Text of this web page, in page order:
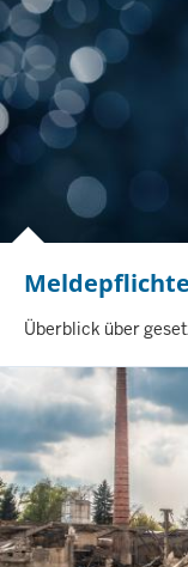
I
H
A
L
S
S
E
I
T
Überblick über